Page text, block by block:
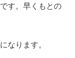
す。早くもとの
なります。